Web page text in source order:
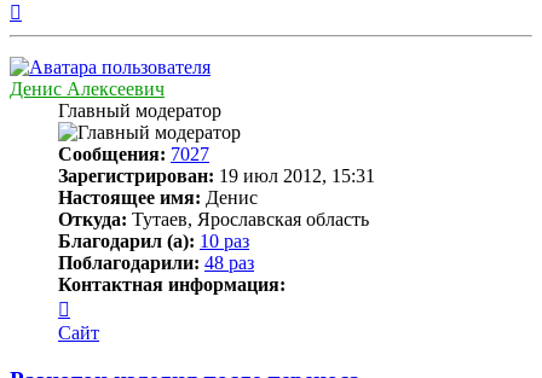
Денис Алексеевич
Главный модератор
Сообщения: 7027
Зарегистрирован: 19 июл 2012, 15:31
Настоящее имя: Денис
Откуда: Тутаев, Ярославская область
Благодарил (а): 10 раз
Поблагодарили: 48 раз
Контактная информация:
информация
пользователя
Сайт